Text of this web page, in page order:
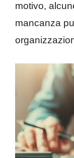
motivo,
mancanza